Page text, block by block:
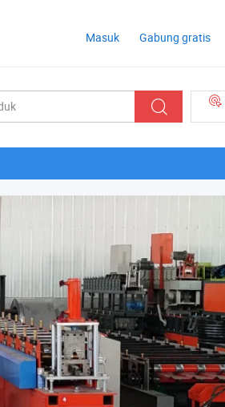
Masuk Gabung gratis